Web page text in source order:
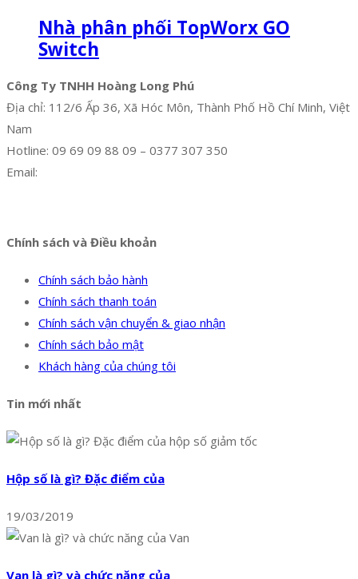
Nhà phân phối TopWorx GO
Switch
Công Ty TNHH Hoàng Long Phú
Địa chỉ: 112/6 Ấp 36, Xã Hóc Môn, Thành Phố Hồ Chí Minh, Việt
Nam
Hotline: 09 69 09 88 09 – 0377 307 350
Email:
Chính sách và Điều khoản
Chính sách bảo hành
Chính sách thanh toán
Chính sách vận chuyển & giao nhận
Chính sách bảo mật
Khách hàng của chúng tôi
Tin mới nhất
Hộp số là gì? Đặc điểm của
19/03/2019
Van là gì? và chức năng của